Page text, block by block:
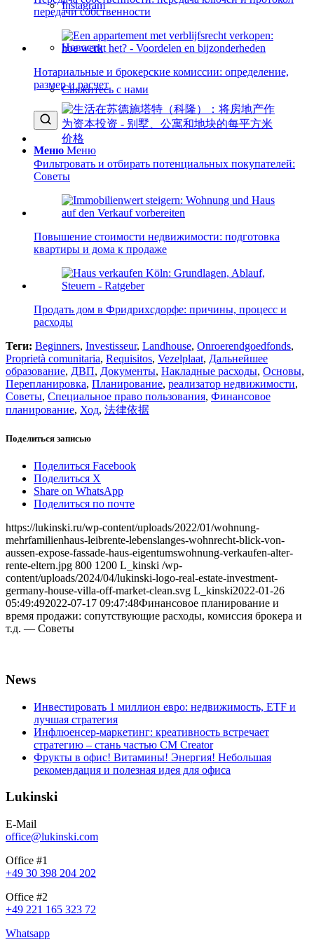
Instagram
Новости
Свяжитесь с нами
Меню Меню
передачи собственности
Нотариальные и брокерские комиссии: определение,
размер и расчет
Фильтровать и отбирать потенциальных покупателей:
Советы
Повышение стоимости недвижимости: подготовка
квартиры и дома к продаже
Продать дом в Фридрихсдорфе: причины, процесс и
расходы
Теги: Beginners, Investisseur, Landhouse, Onroerendgoedfonds,
Proprietà comunitaria, Requisitos, Vezelplaat, Дальнейшее
образование, ДВП, Документы, Накладные расходы, Основы,
Перепланировка, Планирование, реализатор недвижимости,
Советы, Специальное право пользования, Финансовое
планирование, Ход, 法律依据
Поделиться записью
Поделиться Facebook
Поделиться X
Share on WhatsApp
Поделиться по почте
https://lukinski.ru/wp-content/uploads/2022/01/wohnung-
mehrfamilienhaus-leibrente-lebenslanges-wohnrecht-blick-von-
aussen-expose-fassade-haus-eigentumswohnung-verkaufen-alter-
rente-eltern.jpg 800 1200 L_kinski /wp-
content/uploads/2024/04/lukinski-logo-real-estate-investment-
germany-house-villa-off-market-clean.svg L_kinski2022-01-26
05:49:492022-07-17 09:47:48Финансовое планирование и
время продажи: сопутствующие расходы, комиссия брокера и
т.д. — Советы
News
Инвестировать 1 миллион евро: недвижимость, ETF и
лучшая стратегия
Инфлюенсер-маркетинг: креативность встречает
стратегию – стань частью CM Creator
Фрукты в офис! Витамины! Энергия! Небольшая
рекомендация и полезная идея для офиса
Lukinski
E-Mail
office@lukinski.com
Office #1
+49 30 398 204 202
Office #2
+49 221 165 323 72
Whatsapp